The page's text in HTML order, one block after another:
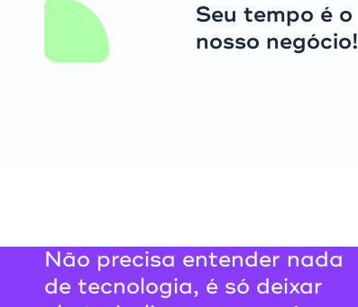
Seu tempo é o
nosso negócio!
Não precisa entender nada
de tecnologia, é só deixar